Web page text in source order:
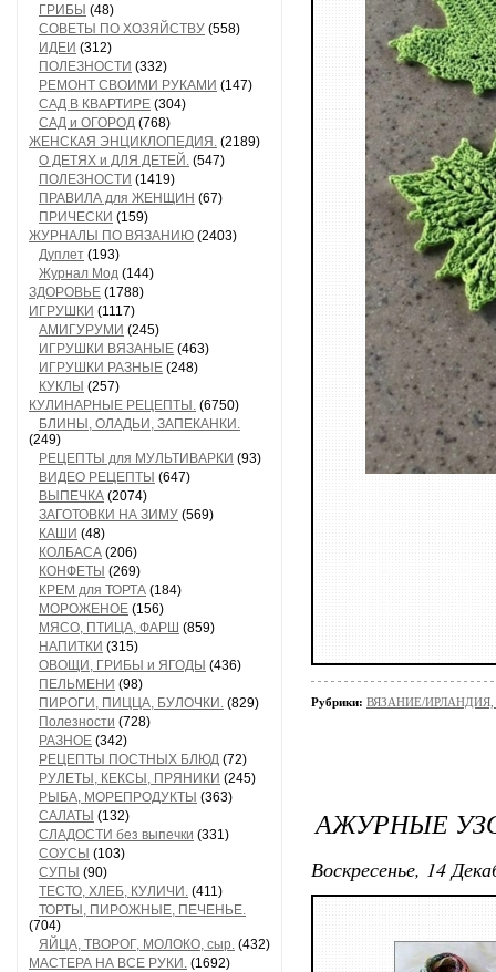
ГРИБЫ (48)
СОВЕТЫ ПО ХОЗЯЙСТВУ (558)
ИДЕИ (312)
ПОЛЕЗНОСТИ (332)
РЕМОНТ СВОИМИ РУКАМИ (147)
САД В КВАРТИРЕ (304)
САД и ОГОРОД (768)
ЖЕНСКАЯ ЭНЦИКЛОПЕДИЯ. (2189)
О ДЕТЯХ и ДЛЯ ДЕТЕЙ. (547)
ПОЛЕЗНОСТИ (1419)
ПРАВИЛА для ЖЕНЩИН (67)
ПРИЧЕСКИ (159)
ЖУРНАЛЫ ПО ВЯЗАНИЮ (2403)
Дуплет (193)
Журнал Мод (144)
ЗДОРОВЬЕ (1788)
ИГРУШКИ (1117)
АМИГУРУМИ (245)
ИГРУШКИ ВЯЗАНЫЕ (463)
ИГРУШКИ РАЗНЫЕ (248)
КУКЛЫ (257)
КУЛИНАРНЫЕ РЕЦЕПТЫ. (6750)
БЛИНЫ, ОЛАДЬИ, ЗАПЕКАНКИ.
(249)
РЕЦЕПТЫ для МУЛЬТИВАРКИ (93)
ВИДЕО РЕЦЕПТЫ (647)
ВЫПЕЧКА (2074)
ЗАГОТОВКИ НА ЗИМУ (569)
КАШИ (48)
КОЛБАСА (206)
КОНФЕТЫ (269)
КРЕМ для ТОРТА (184)
МОРОЖЕНОЕ (156)
МЯСО, ПТИЦА, ФАРШ (859)
НАПИТКИ (315)
ОВОЩИ, ГРИБЫ и ЯГОДЫ (436)
ПЕЛЬМЕНИ (98)
ПИРОГИ, ПИЦЦА, БУЛОЧКИ. (829)
Полезности (728)
РАЗНОЕ (342)
РЕЦЕПТЫ ПОСТНЫХ БЛЮД (72)
РУЛЕТЫ, КЕКСЫ, ПРЯНИКИ (245)
РЫБА, МОРЕПРОДУКТЫ (363)
САЛАТЫ (132)
СЛАДОСТИ без выпечки (331)
СОУСЫ (103)
СУПЫ (90)
ТЕСТО, ХЛЕБ, КУЛИЧИ. (411)
ТОРТЫ, ПИРОЖНЫЕ, ПЕЧЕНЬЕ.
(704)
ЯЙЦА, ТВОРОГ, МОЛОКО, сыр. (432)
МАСТЕРА НА ВСЕ РУКИ. (1692)
Рубрики: ВЯЗАНИЕ/
АЖУРНЫЕ
Воскресенье, 14